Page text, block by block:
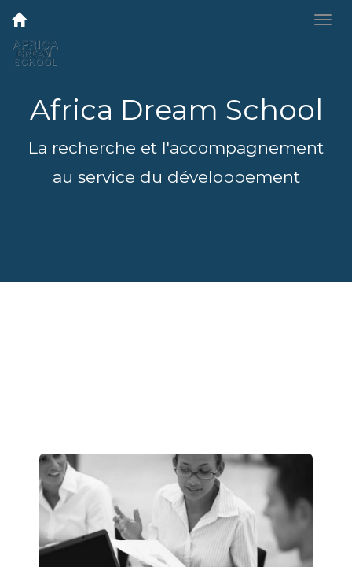
Africa Dream School
La recherche et l'accompagnement
au service du développement